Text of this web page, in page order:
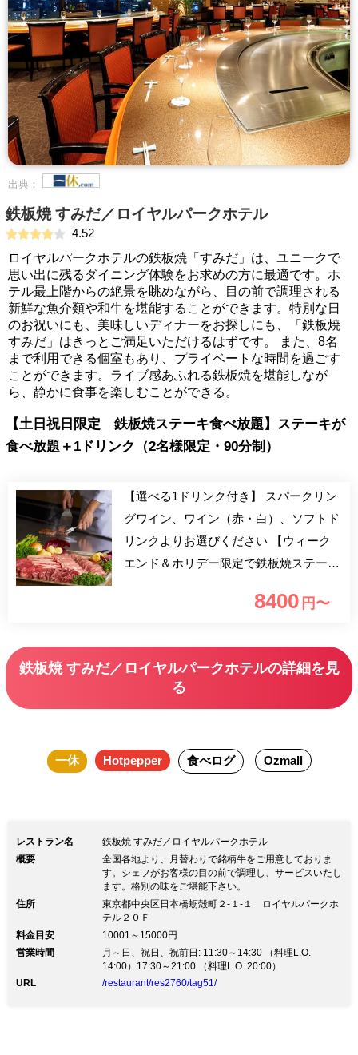
出典：
鉄板焼 すみだ／ロイヤルパークホテル
4.52
ロイヤルパークホテルの鉄板焼「すみだ」は、ユニークで
思い出に残るダイニング体験をお求めの方に最適です。ホ
テル最上階からの絶景を眺めながら、目の前で調理される
新鮮な魚介類や和牛を堪能することができます。特別な日
のお祝いにも、美味しいディナーをお探しにも、「鉄板焼
すみだ」はきっとご満足いただけるはずです。 また、8名
まで利用できる個室もあり、プライベートな時間を過ごす
ことができます。ライブ感あふれる鉄板焼を堪能しなが
ら、静かに食事を楽しむことができる。
【土日祝日限定 鉄板焼ステーキ食べ放題】ステーキが
食べ放題＋1ドリンク（2名様限定・90分制）
【選べる1ドリンク付き】 スパークリン
グワイン、ワイン（赤・白）、ソフトド
リンクよりお選びください 【ウィーク
エンド＆ホリデー限定で鉄板焼ステーキ
登場。土・日・祝日のランチ限定で、ス
す。お席に座ったままのオーダー制なの
で贅沢なひと時をお楽しみください。
8400 円〜
鉄板焼 すみだ／ロイヤルパークホテルの詳細を見
る
一休 Hotpepper 食べログ Ozmall
レストラン名
鉄板焼 すみだ／ロイヤルパークホテル
概要
全国各地より、月替わりで銘柄牛をご用意しておりま
す。シェフがお客様の目の前で調理し、サービスいたし
ます。格別の味をご堪能下さい。
住所
東京都中央区日本橋蛎殻町２‐１‐１ ロイヤルパークホ
テル２０Ｆ
料金目安
10001～15000円
営業時間
月～日、祝日、祝前日: 11:30～14:30 （料理L.O.
14:00）17:30～21:00 （料理L.O. 20:00）
URL
/restaurant/res2760/tag51/